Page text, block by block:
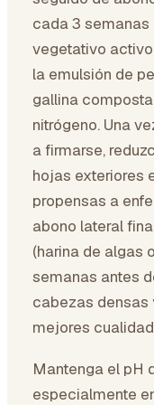
cada 3
vegetativo
la emulsión de
gallina
nitrógeno. Una
a firmarse,
hojas exteriores
propensas a
abono lateral
(harina de algas
semanas antes
cabezas densas
mejores
Mantenga el pH
especialmente